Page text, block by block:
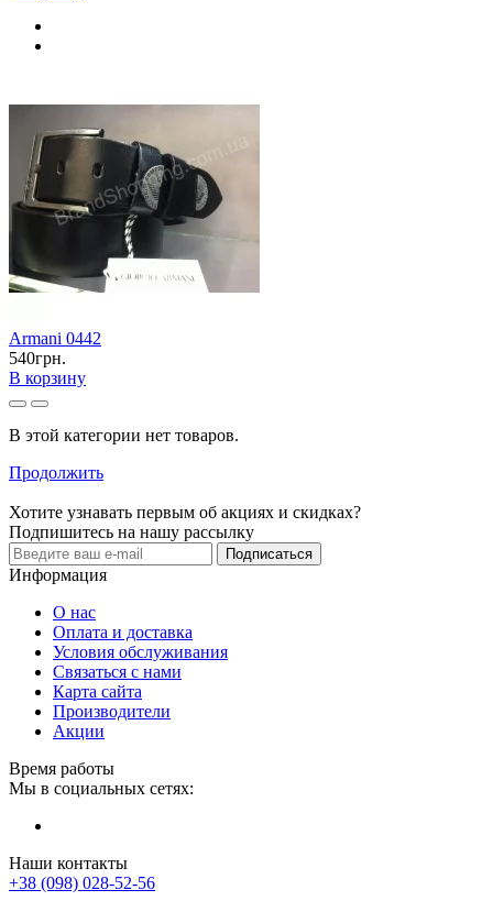
Armani 0442
540грн.
В корзину
В этой категории нет товаров.
Продолжить
Хотите узнавать первым об акциях и скидках?
Подпишитесь на нашу рассылку
Подписаться
Информация
О нас
Оплата и доставка
Условия обслуживания
Связаться с нами
Карта сайта
Производители
Акции
Время работы
Мы в социальных сетях:
Наши контакты
+38 (098) 028-52-56